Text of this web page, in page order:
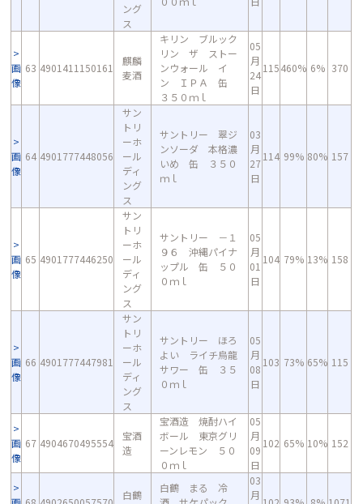
ング
ス
画
像
63 4901411150161
麒麟
麦酒
キリン ブルック
リン ザ ストー
ンウォール イ
ン ＩＰＡ 缶
３５０ｍｌ
05
月
24
日
115460% 6% 370
画
像
64 4901777448056
サン
トリ
ーホ
ール
ディ
ング
ス
サントリー 翠ジ
ンソーダ 本格濃
いめ 缶 ３５０
ｍｌ
03
月
27
日
114 99% 80% 157
画
像
65 4901777446250
サン
トリ
ーホ
ール
ディ
ング
ス
サントリー －１
９６ 沖縄パイナ
ップル 缶 ５０
０ｍｌ
05
月
01
日
104 79% 13% 158
画
像
66 4901777447981
サン
トリ
ーホ
ール
ディ
ング
ス
サントリー ほろ
よい ライチ烏龍
サワー 缶 ３５
０ｍｌ
05
月
08
日
103 73% 65% 115
画
像
67 4904670495554
宝酒
造
宝酒造 焼酎ハイ
ボール 東京グリ
ーンレモン ５０
０ｍｌ
05
月
09
日
102 65% 10% 152
白鶴
白鶴 まる 冷
03
月